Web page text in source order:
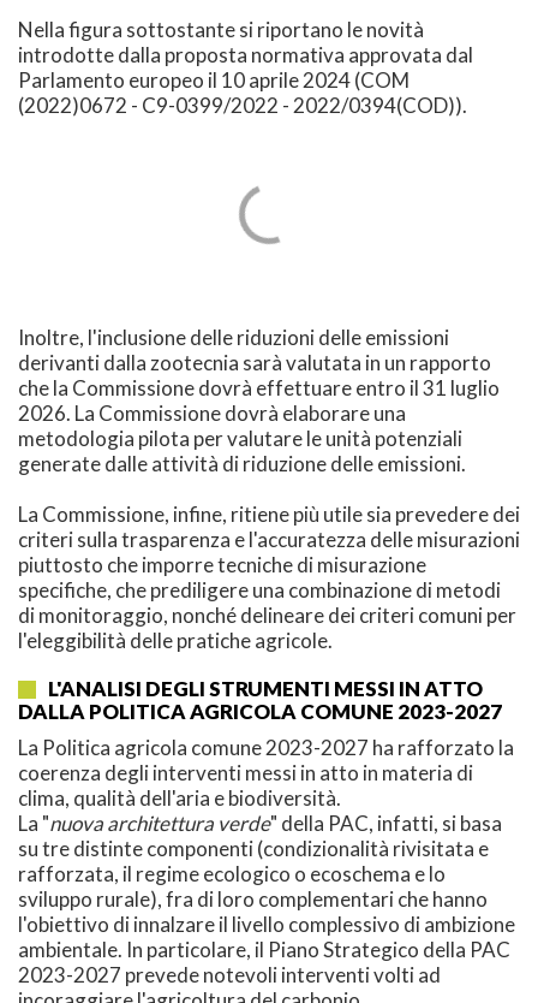
Nella figura sottostante si riportano le novità
introdotte dalla proposta normativa approvata dal
Parlamento europeo il 10 aprile 2024 (COM
(2022)0672 - C9-0399/2022 - 2022/0394(COD)).
Inoltre, l'inclusione delle riduzioni delle emissioni
derivanti dalla zootecnia sarà valutata in un rapporto
che la Commissione dovrà effettuare entro il 31 luglio
2026. La Commissione dovrà elaborare una
metodologia pilota per valutare le unità potenziali
generate dalle attività di riduzione delle emissioni.
La Commissione, infine, ritiene più utile sia prevedere dei
criteri sulla trasparenza e l'accuratezza delle misurazioni
piuttosto che imporre tecniche di misurazione
specifiche, che prediligere una combinazione di metodi
di monitoraggio, nonché delineare dei criteri comuni per
l'eleggibilità delle pratiche agricole.
L'ANALISI DEGLI STRUMENTI MESSI IN ATTO
DALLA POLITICA AGRICOLA COMUNE 2023-2027
La Politica agricola comune 2023-2027 ha rafforzato la
coerenza degli interventi messi in atto in materia di
clima, qualità dell'aria e biodiversità.
La "nuova architettura verde" della PAC, infatti, si basa
su tre distinte componenti (condizionalità rivisitata e
rafforzata, il regime ecologico o ecoschema e lo
sviluppo rurale), fra di loro complementari che hanno
l'obiettivo di innalzare il livello complessivo di ambizione
ambientale. In particolare, il Piano Strategico della PAC
2023-2027 prevede notevoli interventi volti ad